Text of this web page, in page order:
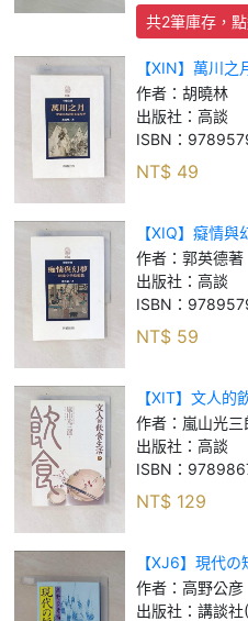
共2筆庫存，
【XIN】萬川
作者： 胡曉林
出版社： 高談
ISBN：
NT$ 49
【XIQ】癡情
作者： 郭英德著
出版社： 高談
ISBN：
NT$ 59
【XIT】文人的
作者： 嵐山光三
出版社： 高談
ISBN：
NT$ 129
【XJ6】現代
野公彦
作者： 高野公彦
出版社： 講談社